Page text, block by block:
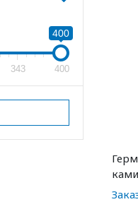
400
343 400
12